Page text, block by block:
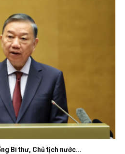
Bí thư, Chủ tịch nước...